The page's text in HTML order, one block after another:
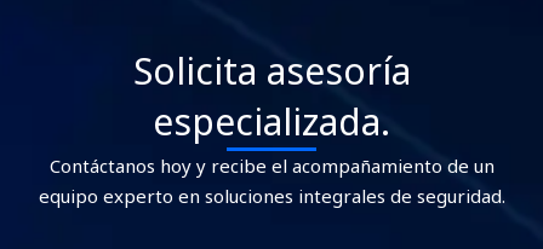
Solicita asesoría
especializada.
Contáctanos hoy y recibe el acompañamiento de un
equipo experto en soluciones integrales de seguridad.